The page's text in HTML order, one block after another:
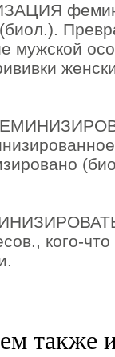
мужской
кого-
также